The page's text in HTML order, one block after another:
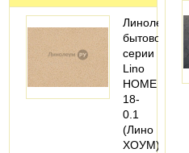
Линолеум
бытовой
серии
Lino
HOME
18-
0.1
(Лино
ХОУМ)